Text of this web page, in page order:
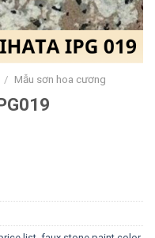
/ Mẫu sơn hoa cương